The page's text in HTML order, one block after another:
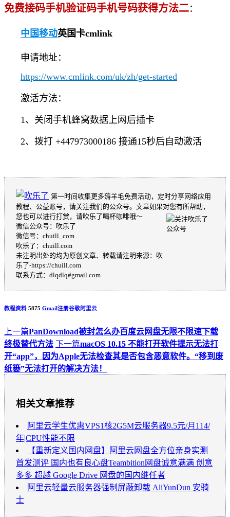
免费接码手机验证码手机号码获得方法二：
中国移动英国卡cmlink
申请地址：
https://www.cmlink.com/uk/zh/get-started
激活方法：
1、关闭手机蜂窝数据上网后插卡
2、拨打 +447973000186 接通15秒后自动激活
第一时间收集更多薅羊毛免费活动，定时分享网络应用
教程、公益账号，请关注我们的公众号。文章如果对您有所帮助，
您也可以进行打赏，请吹乐了喝杯咖啡哦～
微信公众号：吹乐了
微信号：chuill_com
吹乐了：chuill.com
未注明出处的均为原创文章、转载请注明来源：吹
乐了-https://chuill.com
联系方式：dlqdlq#gmail.com
教程资料 5875 Gmail注册谷歌阿里云
上一篇PanDownload被封怎么办百度云网盘无限不限速下载
终极替代方法 下一篇macOS 10.15 不能打开软件提示无法打
开“app”，因为Apple无法检查其是否包含恶意软件。“移到废
纸篓”无法打开的解决方法！
相关文章推荐
阿里云学生优惠VPS1核2G5M云服务器9.5元/月114/
年|CPU性能不限
【重新定义国内网盘】阿里云网盘全方位亲身实测
首发测评 国内也有良心盘Teambition网盘诚意满满 创意
多多 超越 Google Drive 网盘的国内继任者
阿里云轻量云服务器强制屏蔽卸载 AliYunDun 安骑
士